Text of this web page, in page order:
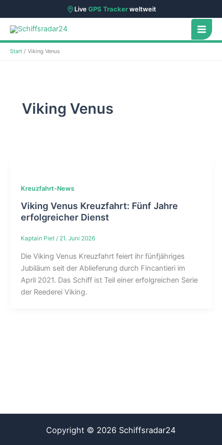
LiveGPS Trackerweltweit
Zum
Inhalt
springen
Start Viking Venus
Viking Venus
Kreuzfahrt-News
Viking Venus Kreuzfahrt: Fünf Jahre
erfolgreicher Dienst
Kaptain Piet / 21. Juni 2026
Die Viking Venus Kreuzfahrt feiert ihr fünfjähriges
Jubiläum seit der Ablieferung durch Fincantieri im
April 2021. Das Schiff ist Teil einer erfolgreichen Serie
der Reederei Viking.
Copyright © 2026 Schiffsradar24